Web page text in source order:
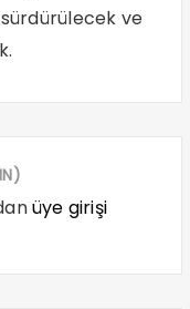
ve
üye girişi